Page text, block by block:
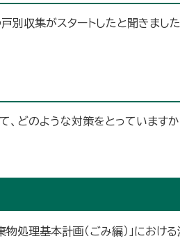
収集がスタートしたと聞きまし
どのような対策をとっていますか
処理基本計画（ごみ編）」にお